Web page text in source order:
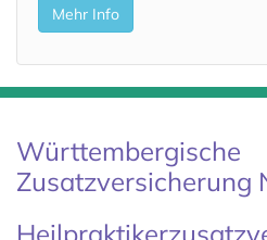
Mehr Info
Württembergische
Zusatzversicherung